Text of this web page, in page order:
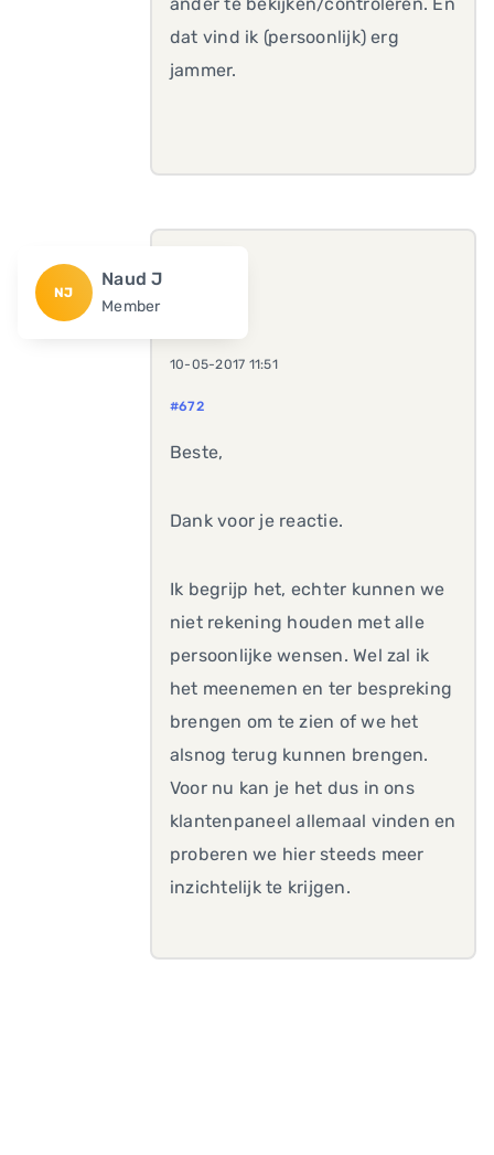
dat vind ik (persoonlijk) erg
jammer.
NJ
Naud J
Member
10-05-2017 11:51
#672
Beste,
Dank voor je reactie.
Ik begrijp het, echter kunnen we
niet rekening houden met alle
persoonlijke wensen. Wel zal ik
het meenemen en ter bespreking
brengen om te zien of we het
alsnog terug kunnen brengen.
Voor nu kan je het dus in ons
klantenpaneel allemaal vinden en
proberen we hier steeds meer
inzichtelijk te krijgen.